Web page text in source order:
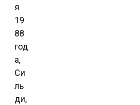
я
19
88
год
а,
Си
ль
ди,